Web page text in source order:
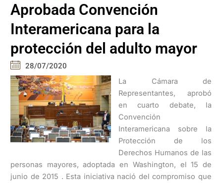
Aprobada Convención
Interamericana para la
protección del adulto mayor
28/07/2020
La Cámara de
Representantes, aprobó
en cuarto debate, la
Convención
Interamericana sobre la
Protección de los
Derechos Humanos de las
personas mayores, adoptada en Washington, el 15 de
junio de 2015 . Esta iniciativa nació del compromiso que